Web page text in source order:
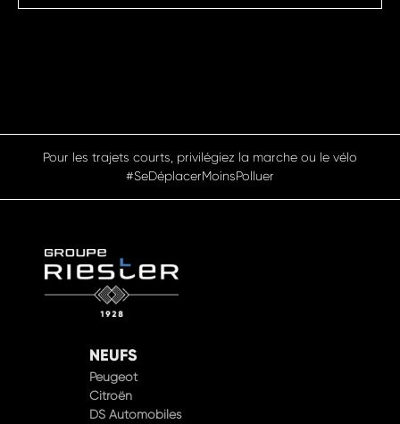
Pour les trajets courts, privilégiez la marche ou le vélo
#SeDéplacerMoinsPolluer
NEUFS
Peugeot
Citroën
DS Automobiles